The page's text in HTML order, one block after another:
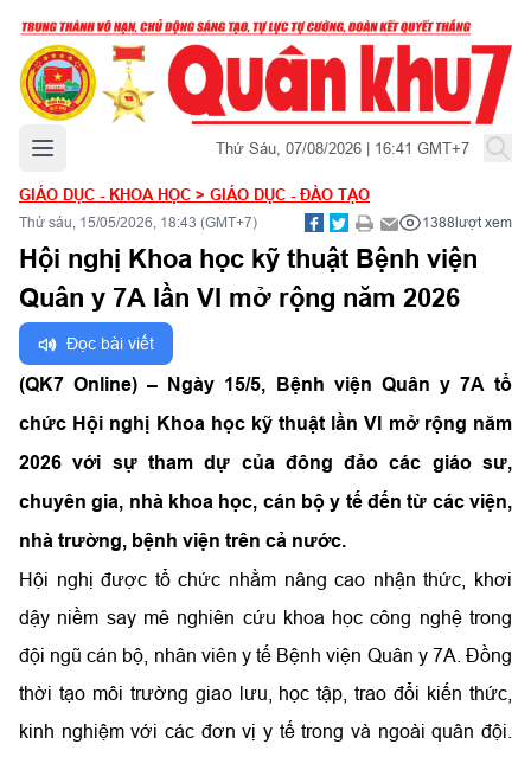
Mở menu chính Thứ Sáu, 07/08/2026 | 16:41 GMT+7
GIÁO DỤC - KHOA HỌC > GIÁO DỤC - ĐÀO TẠO
Thứ sáu, 15/05/2026, 18:43 (GMT+7) 1388lượt xem
Hội nghị Khoa học kỹ thuật Bệnh viện
Quân y 7A lần VI mở rộng năm 2026
Đọc bài viết
(QK7 Online) – Ngày 15/5, Bệnh viện Quân y 7A tổ
chức Hội nghị Khoa học kỹ thuật lần VI mở rộng năm
2026 với sự tham dự của đông đảo các giáo sư,
chuyên gia, nhà khoa học, cán bộ y tế đến từ các viện,
nhà trường, bệnh viện trên cả nước.
Hội nghị được tổ chức nhằm nâng cao nhận thức, khơi
dậy niềm say mê nghiên cứu khoa học công nghệ trong
đội ngũ cán bộ, nhân viên y tế Bệnh viện Quân y 7A. Đồng
thời tạo môi trường giao lưu, học tập, trao đổi kiến thức,
kinh nghiệm với các đơn vị y tế trong và ngoài quân đội.